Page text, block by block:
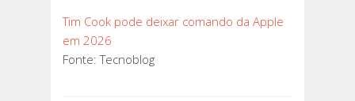
Tim Cook pode deixar comando da Apple
em 2026
Fonte: Tecnoblog